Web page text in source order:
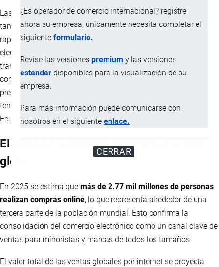
¿Es operador de comercio internacional? registre
ahora su empresa, únicamente necesita completar el
siguienteformulario.
Revise las versionespremium y las versiones
estandar disponibles para la visualización de su
empresa.
Para más información puede comunicarse con
nosotros en el siguienteenlace.
CERRAR
Las compras por internet continúan su crecimiento sostenido
tanto en Ecuador como en el resto del mundo. La facilidad,
rapidez y variedad de opciones han convertido al comercio
electrónico en una parte esencial de la vida moderna,
transformando la forma en que las personas investigan,
comparan y adquieren productos. En este artículo te
presentamos una visión completa con datos actualizados,
tendencias globales y el estado del comercio electrónico en
Ecuador.
El auge del comercio electrónico a nivel
global
En 2025 se estima que más de 2.77 mil millones de personas
realizan compras online, lo que representa alrededor de una
tercera parte de la población mundial. Esto confirma la
consolidación del comercio electrónico como un canal clave de
ventas para minoristas y marcas de todos los tamaños.
El valor total de las ventas globales por internet se proyecta